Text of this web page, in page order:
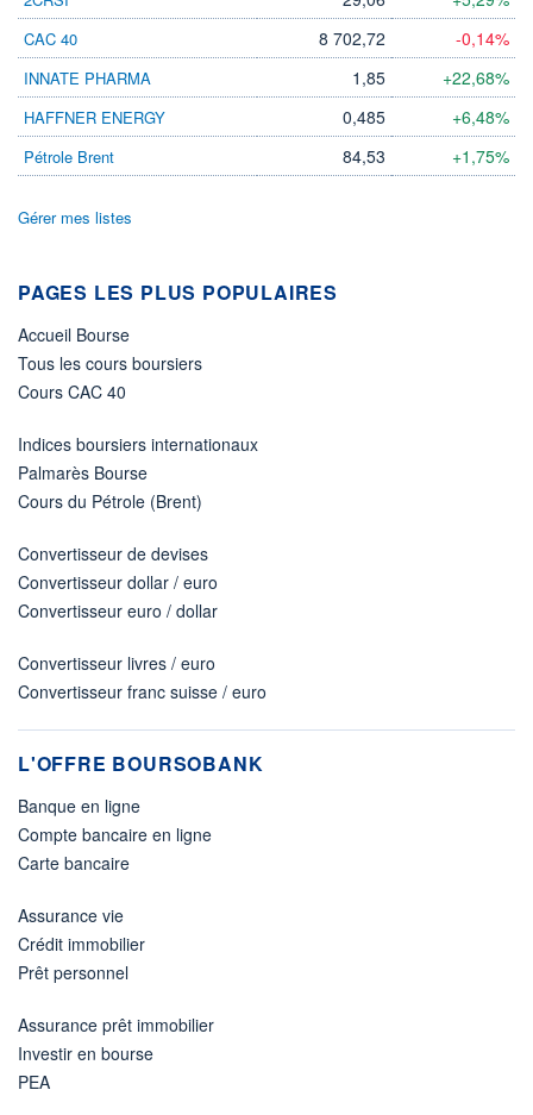
-
PROCHAIN
DIVIDENDE
-
Non éligible
Boursobank
CAC 40 8 702,72 -0,14%
INNATE PHARMA 1,85 +22,68%
HAFFNER ENERGY 0,485 +6,48%
Pétrole Brent 84,53 +1,75%
Gérer mes listes
PAGES LES PLUS POPULAIRES
Accueil Bourse
Tous les cours boursiers
Cours CAC 40
Indices boursiers internationaux
Palmarès Bourse
Cours du Pétrole (Brent)
Convertisseur de devises
Convertisseur dollar / euro
Convertisseur euro / dollar
Convertisseur livres / euro
Convertisseur franc suisse / euro
L'OFFRE BOURSOBANK
Banque en ligne
Compte bancaire en ligne
Carte bancaire
Assurance vie
Crédit immobilier
Prêt personnel
Assurance prêt immobilier
Investir en bourse
PEA